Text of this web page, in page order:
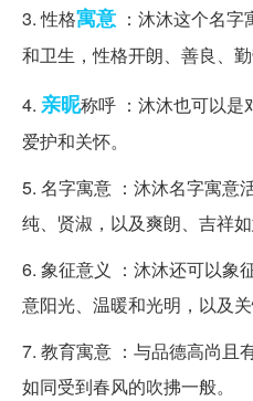
3. 性格寓意 ：沐沐这个名
和卫生，性格开朗、善良、勤
4. 亲昵称呼 ：沐沐也可以是
爱护和关怀。
5. 名字寓意 ：沐沐名字寓意
纯、贤淑，以及爽朗、吉祥如
6. 象征意义 ：沐沐还可以象
意阳光、温暖和光明，以及关
7. 教育寓意 ：与品德高尚且
如同受到春风的吹拂一般。